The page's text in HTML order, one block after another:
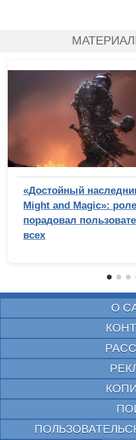
«Достойный
Might and Magic»:
порадовал
всех
О